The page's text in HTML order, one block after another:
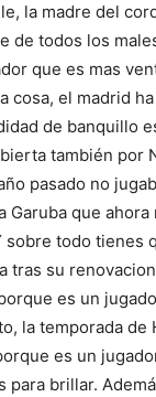
la madre del
de todos los
que es mas
cosa, el madrid
de banquillo
también por
pasado no
Garuba que
sobre todo tienes
tras su
es un
la temporada de
es un
para brillar.